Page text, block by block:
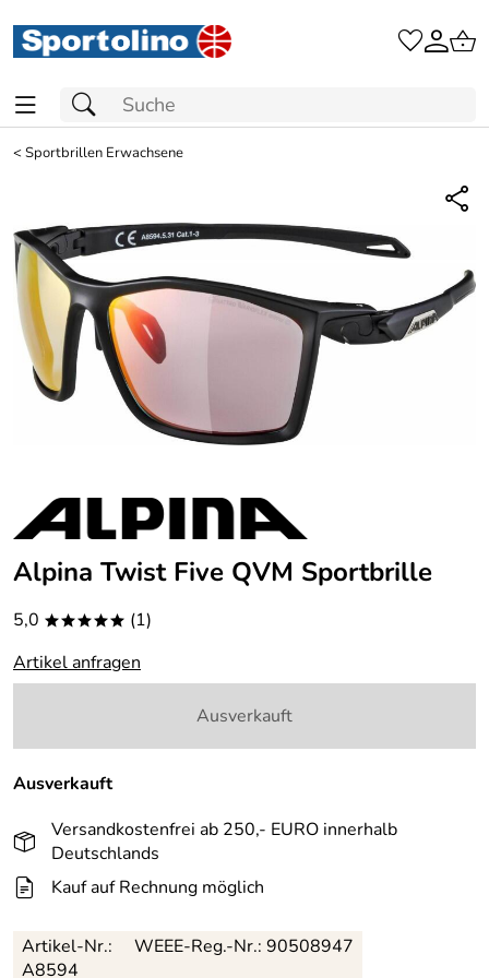
<Sportbrillen Erwachsene
Alpina Twist Five QVM Sportbrille
5,0 ***** (1)
Artikel anfragen
Ausverkauft
Ausverkauft
Versandkostenfrei ab 250,- EURO innerhalb
Deutschlands
Kauf auf Rechnung möglich
Artikel-Nr.:
A8594
WEEE-Reg.-Nr.: 90508947